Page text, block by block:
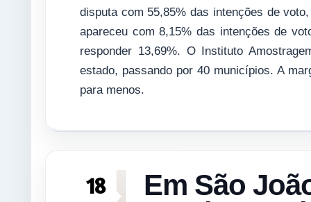
disputa com 55,85% das intenções de
apareceu com 8,15% das intenções de
responder 13,69%. O Instituto
estado, passando por 40 municípios. A
para menos.
18
Em São